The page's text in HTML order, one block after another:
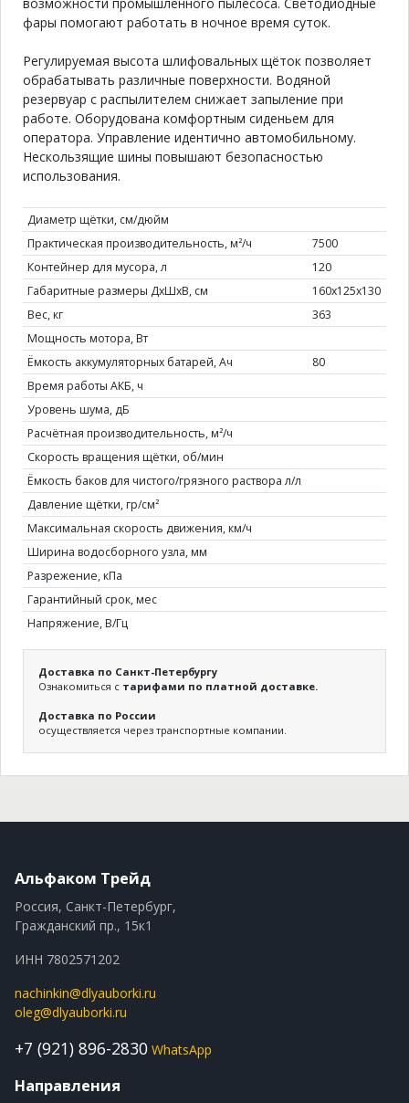
фары помогают работать в ночное время суток.
Регулируемая высота шлифовальных щёток позволяет
обрабатывать различные поверхности. Водяной
резервуар с распылителем снижает запыление при
работе. Оборудована комфортным сиденьем для
оператора. Управление идентично автомобильному.
Нескользящие шины повышают безопасностью
использования.
Диаметр щётки, см/дюйм
Практическая производительность, м²/ч
7500
Контейнер для мусора, л
120
Габаритные размеры ДхШхВ, см
160х125х130
Вес, кг
363
Мощность мотора, Вт
Ёмкость аккумуляторных батарей, Ач
80
Время работы АКБ, ч
Уровень шума, дБ
Расчётная производительность, м²/ч
Скорость вращения щётки, об/мин
Ёмкость баков для чистого/грязного раствора л/л
Давление щётки, гр/см²
Максимальная скорость движения, км/ч
Ширина водосборного узла, мм
Разрежение, кПа
Гарантийный срок, мес
Напряжение, В/Гц
Доставка по Санкт-Петербургу
Ознакомиться с тарифами по платной доставке.
Доставка по России
осуществляется через транспортные компании.
Альфаком Трейд
Россия, Санкт-Петербург,
Гражданский пр., 15к1
ИНН 7802571202
nachinkin@dlyauborki.ru
oleg@dlyauborki.ru
+7 (921) 896-2830 WhatsApp
Направления